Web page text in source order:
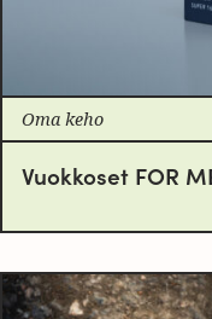
Oma keho
Vuokkoset FOR